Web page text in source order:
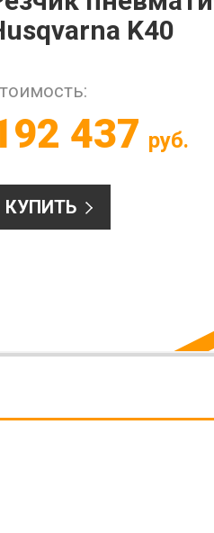
K40
437 руб.
КУПИТЬ